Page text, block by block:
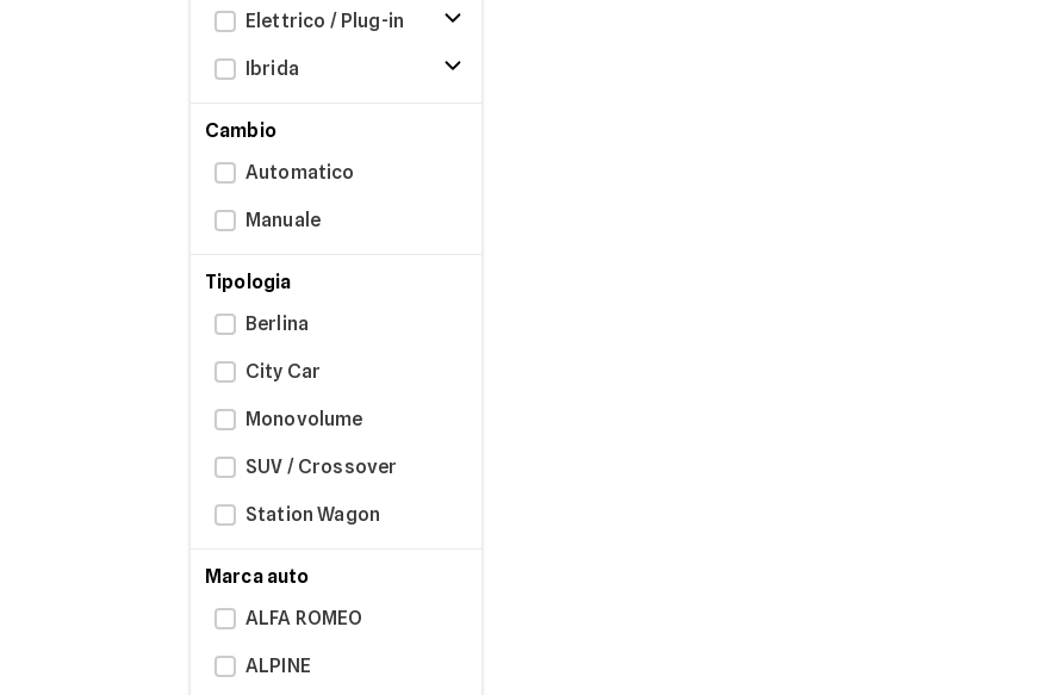
Elettrico / Plug-in
Ibrida
Cambio
Automatico
Manuale
Tipologia
Berlina
City Car
Monovolume
SUV / Crossover
Station Wagon
Marca auto
ALFA ROMEO
ALPINE